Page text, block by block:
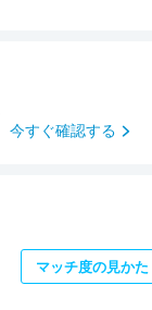
今すぐ確認する
マッチ度の見かた